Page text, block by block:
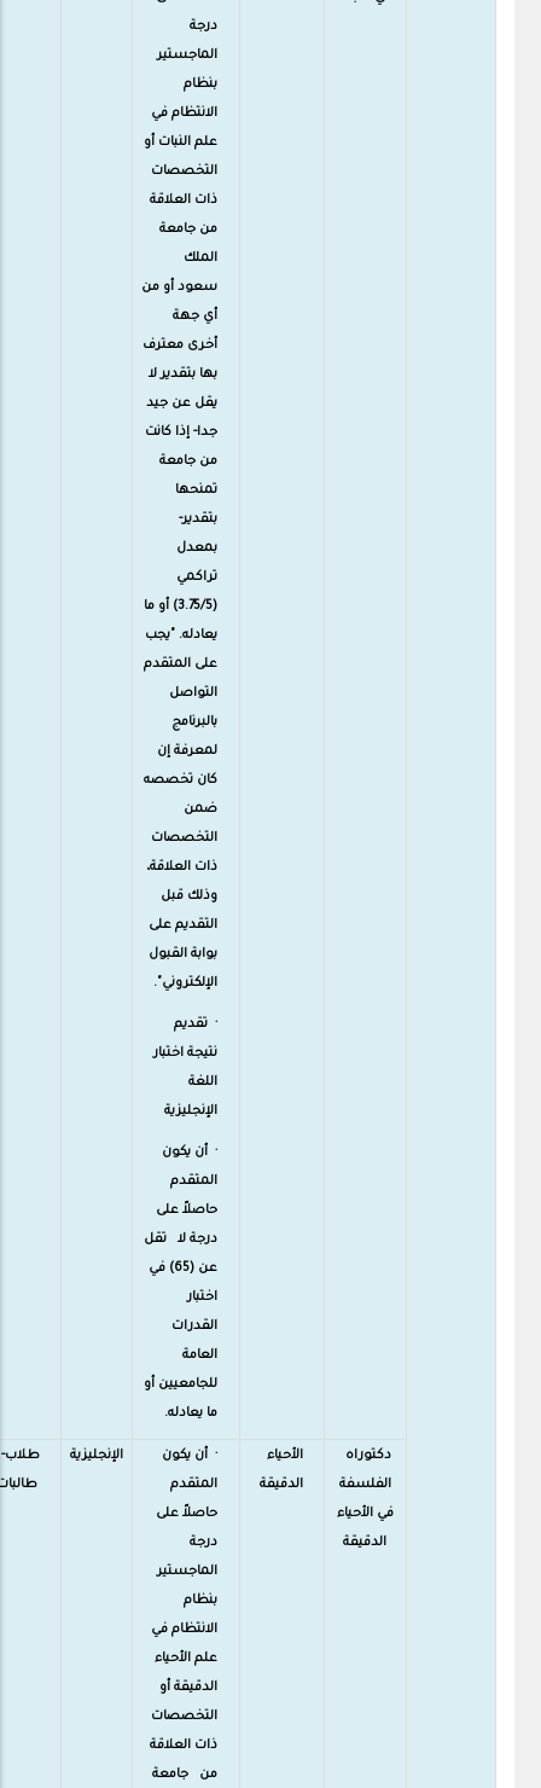
درجة
الماجستير
بنظام
الانتظام في
علم النبات أو
التخصصات
ذات العلاقة
من جامعة
الملك
سعود أو من
أي جهة
أخرى معترف
بها بتقدير لا
يقل عن جيد
جدا- إذا كانت
من جامعة
تمنحها
بتقدير-
بمعدل
تراكمي
(3.75/5) أو ما
يعادله. "يجب
على المتقدم
التواصل
بالبرنامج
لمعرفة إن
كان تخصصه
ضمن
التخصصات
ذات العلاقة،
وذلك قبل
التقديم على
بوابة القبول
الإلكتروني".
· تقديم
نتيجة اختبار
اللغة
الإنجليزية
· أن يكون
المتقدم
حاصلاً على
درجة لا تقل
عن (65) في
اختبار
القدرات
العامة
للجامعيين أو
ما يعادله.
دكتوراه
الفلسفة
في الأحياء
الدقيقة
الأحياء
الدقيقة
· أن يكون
المتقدم
حاصلاً على
درجة
الماجستير
بنظام
الانتظام في
علم الأحياء
الدقيقة أو
التخصصات
ذات العلاقة
من جامعة
الإنجليزية